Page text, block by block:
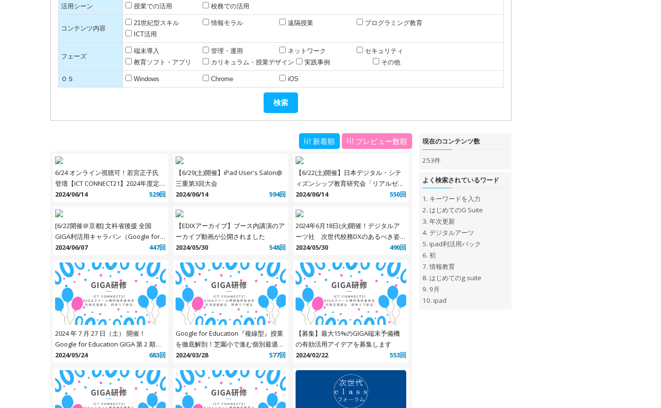
活用シーン 授業での活用 校務での活用
コンテンツ内容
21世紀型スキル 情報モラル 遠隔授業
プログラミング教育
ICT活用
フェーズ
端末導入 管理・運用 ネットワーク
セキュリティ
教育ソフト・アプリ
カリキュラム・授業デザイン 実践事例 その他
ＯＳ Windows Chrome iOS
新着順 プレビュー数順
6/24 オンライン視聴可！若宮正子氏
登壇【ICT CONNECT21】2024年度定
時総会 第2部（基調講演・活動報告
2024/06/14 529回
【6/29(土)開催】iPad User's Salon@
三重第3回大会
2024/06/14
594回
【6/22(土)開催】日本デジタル・シテ
ィズンシップ教育研究会「リアルゼミ
熊本」
2024/06/14 550回
[6/22開催＠京都] 文科省後援 全国
GIGA利活用キャラバン（Google for
Education）
2024/06/07 447回
【EDIXアーカイブ】ブース内講演のア
ーカイブ動画が公開されました
2024/05/30
548回
2024年6月18日(火)開催！デジタルア
ーツ社 次世代校務DXのあるべき姿
と求められるセキュリティ対策とは？
2024/05/30 490回
2024 年 7 月 27 日（土） 開催！
Google for Education GIGA 第 2 期！
これからの学びはどう変わる！？教育
弾】 ～有識者と考える GIGA スクール
構想第 2 期セミナー～
2024/05/24 683回
Google for Education『複線型』授業
を徹底解剖！芝園小で進む個別最適で
協働的な学びの最新事例
2024/03/28 577回
【募集】最大15%のGIGA端末予備機
の有効活用アイデアを募集します
2024/02/22
553回
現在のコンテンツ数
253件
よく検索されているワード
1. キーワードを入力
2. はじめてのG Suite
3.年次更新
4.デジタルアーツ
5.ipad利活用パック
6.初
7.情報教育
8. はじめてのg suite
9. 9月
10.ipad